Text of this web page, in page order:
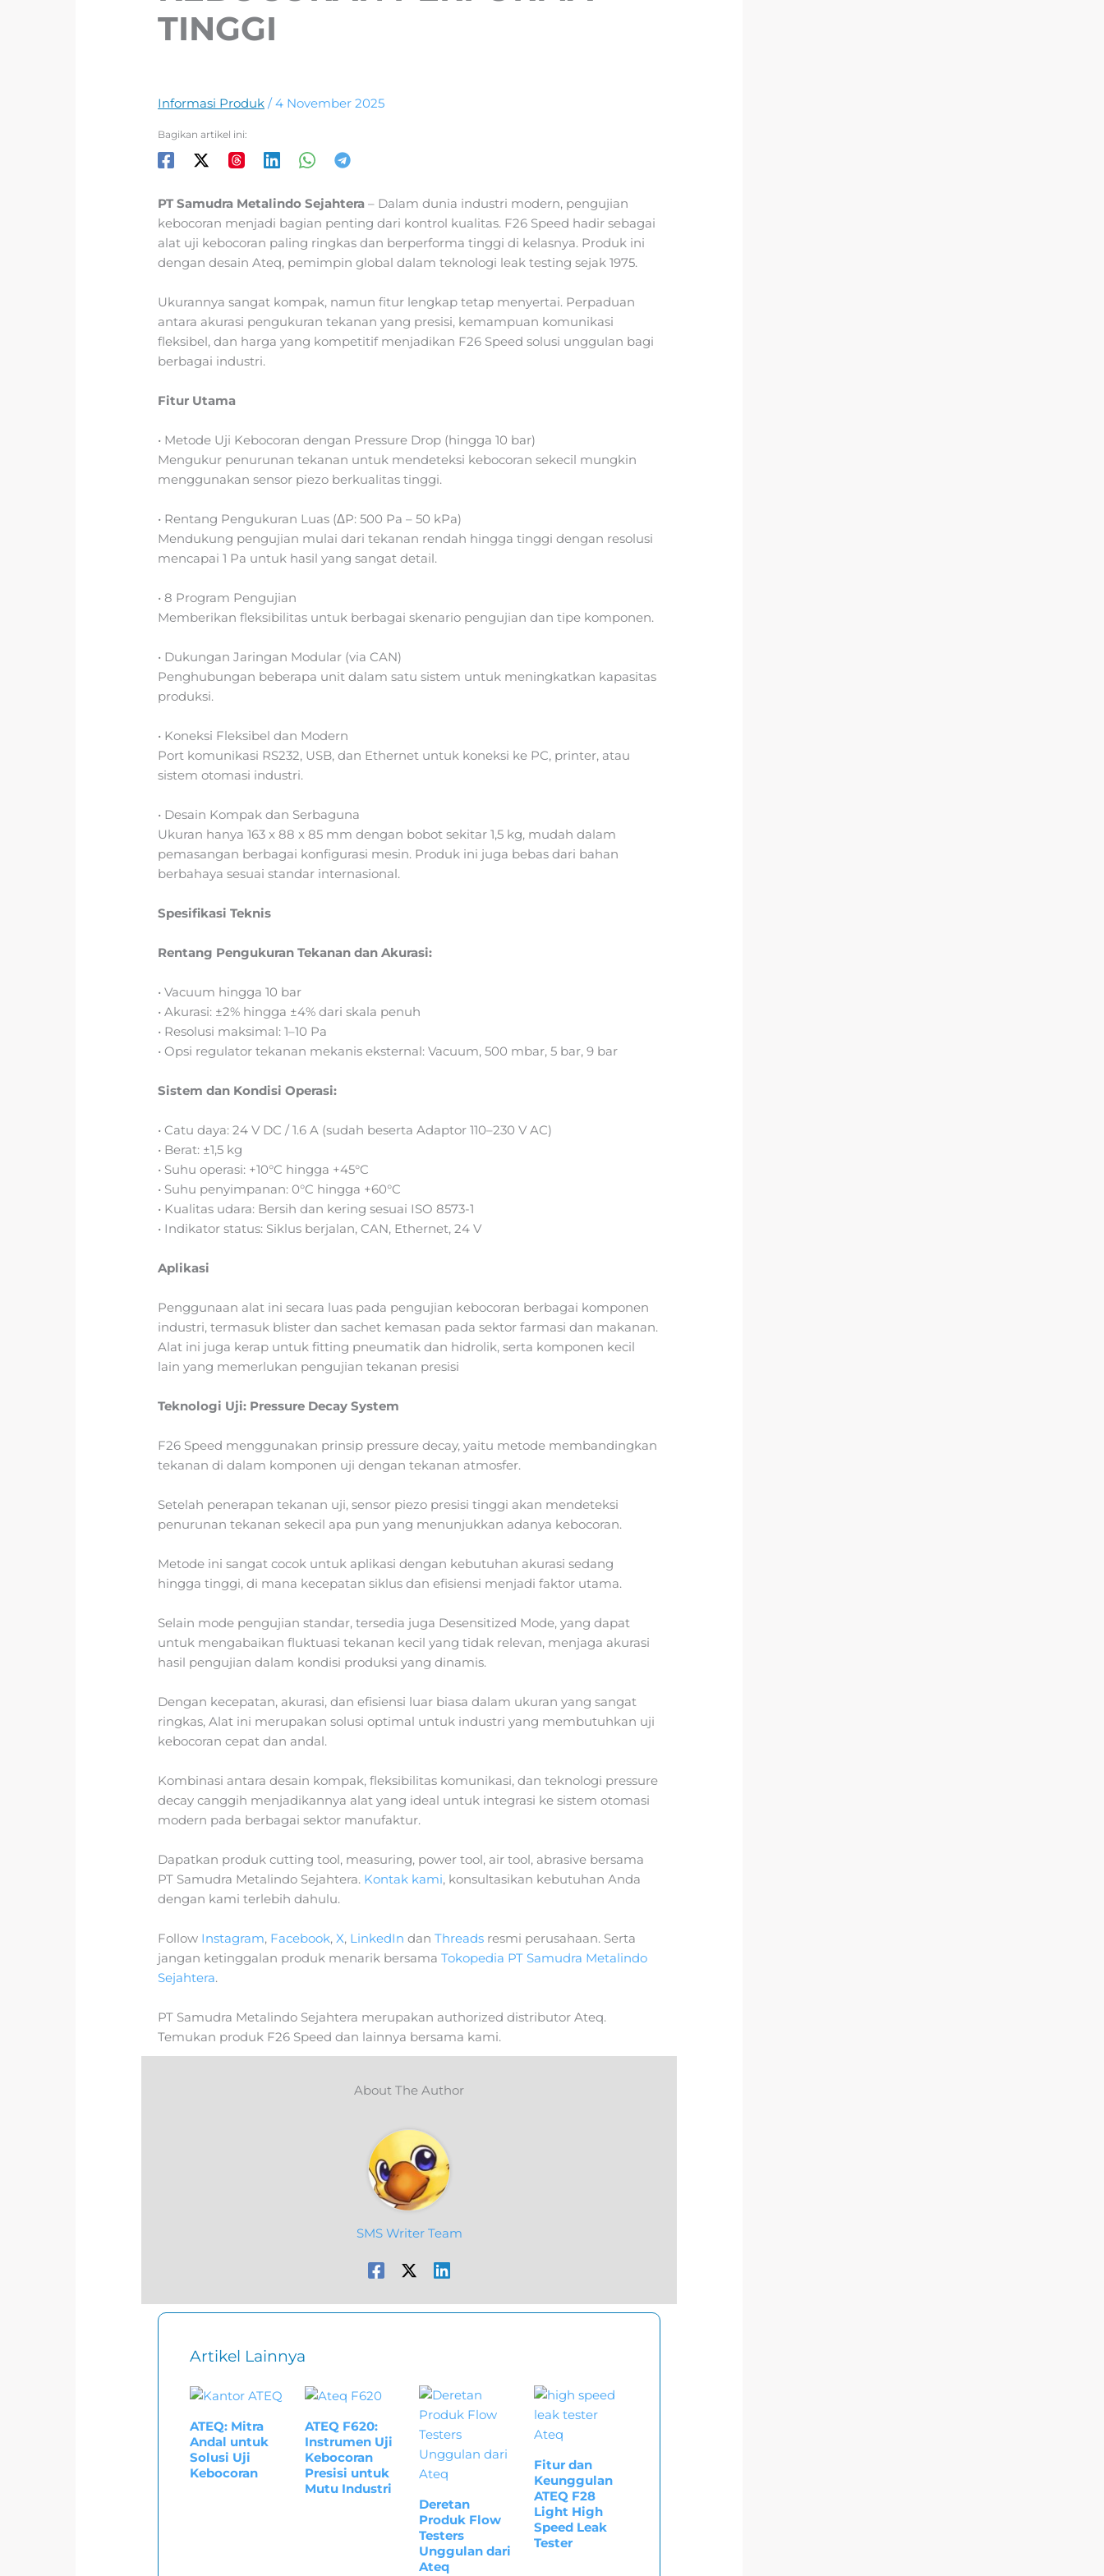
TINGGI
Informasi Produk /4 November 2025
Bagikan artikel ini:
PT Samudra Metalindo Sejahtera– Dalam dunia industri modern, pengujian
kebocoran menjadi bagian penting dari kontrol kualitas. F26 Speed hadir sebagai
alat uji kebocoran paling ringkas dan berperforma tinggi di kelasnya. Produk ini
dengan desain Ateq, pemimpin global dalam teknologi leak testing sejak 1975.
Ukurannya sangat kompak, namun fitur lengkap tetap menyertai. Perpaduan
antara akurasi pengukuran tekanan yang presisi, kemampuan komunikasi
fleksibel, dan harga yang kompetitif menjadikan F26 Speed solusi unggulan bagi
berbagai industri.
Fitur Utama
• Metode Uji Kebocoran dengan Pressure Drop (hingga 10 bar)
Mengukur penurunan tekanan untuk mendeteksi kebocoran sekecil mungkin
menggunakan sensor piezo berkualitas tinggi.
• Rentang Pengukuran Luas (ΔP: 500 Pa – 50 kPa)
Mendukung pengujian mulai dari tekanan rendah hingga tinggi dengan resolusi
mencapai 1 Pa untuk hasil yang sangat detail.
• 8 Program Pengujian
Memberikan fleksibilitas untuk berbagai skenario pengujian dan tipe komponen.
• Dukungan Jaringan Modular (via CAN)
Penghubungan beberapa unit dalam satu sistem untuk meningkatkan kapasitas
produksi.
• Koneksi Fleksibel dan Modern
Port komunikasi RS232, USB, dan Ethernet untuk koneksi ke PC, printer, atau
sistem otomasi industri.
• Desain Kompak dan Serbaguna
Ukuran hanya 163 x 88 x 85 mm dengan bobot sekitar 1,5 kg, mudah dalam
pemasangan berbagai konfigurasi mesin. Produk ini juga bebas dari bahan
berbahaya sesuai standar internasional.
Spesifikasi Teknis
Rentang Pengukuran Tekanan dan Akurasi:
• Vacuum hingga 10 bar
• Akurasi: ±2% hingga ±4% dari skala penuh
• Resolusi maksimal: 1–10 Pa
• Opsi regulator tekanan mekanis eksternal: Vacuum, 500 mbar, 5 bar, 9 bar
Sistem dan Kondisi Operasi:
• Catu daya: 24 V DC / 1.6 A (sudah beserta Adaptor 110–230 V AC)
• Berat: ±1,5 kg
• Suhu operasi: +10°C hingga +45°C
• Suhu penyimpanan: 0°C hingga +60°C
• Kualitas udara: Bersih dan kering sesuai ISO 8573-1
• Indikator status: Siklus berjalan, CAN, Ethernet, 24 V
Aplikasi
Penggunaan alat ini secara luas pada pengujian kebocoran berbagai komponen
industri, termasuk blister dan sachet kemasan pada sektor farmasi dan makanan.
Alat ini juga kerap untuk fitting pneumatik dan hidrolik, serta komponen kecil
lain yang memerlukan pengujian tekanan presisi
Teknologi Uji: Pressure Decay System
F26 Speed menggunakan prinsip pressure decay, yaitu metode membandingkan
tekanan di dalam komponen uji dengan tekanan atmosfer.
Setelah penerapan tekanan uji, sensor piezo presisi tinggi akan mendeteksi
penurunan tekanan sekecil apa pun yang menunjukkan adanya kebocoran.
Metode ini sangat cocok untuk aplikasi dengan kebutuhan akurasi sedang
hingga tinggi, di mana kecepatan siklus dan efisiensi menjadi faktor utama.
Selain mode pengujian standar, tersedia juga Desensitized Mode, yang dapat
untuk mengabaikan fluktuasi tekanan kecil yang tidak relevan, menjaga akurasi
hasil pengujian dalam kondisi produksi yang dinamis.
Dengan kecepatan, akurasi, dan efisiensi luar biasa dalam ukuran yang sangat
ringkas, Alat ini merupakan solusi optimal untuk industri yang membutuhkan uji
kebocoran cepat dan andal.
Kombinasi antara desain kompak, fleksibilitas komunikasi, dan teknologi pressure
decay canggih menjadikannya alat yang ideal untuk integrasi ke sistem otomasi
modern pada berbagai sektor manufaktur.
Dapatkan produk cutting tool, measuring, power tool, air tool, abrasive bersama
PT Samudra Metalindo Sejahtera. Kontak kami, konsultasikan kebutuhan Anda
dengan kami terlebih dahulu.
Follow Instagram, Facebook,X, LinkedIndanThreads resmi perusahaan. Serta
jangan ketinggalan produk menarik bersamaTokopedia PT Samudra Metalindo
Sejahtera.
PT Samudra Metalindo Sejahtera merupakan authorized distributor Ateq.
Temukan produk F26 Speed dan lainnya bersama kami.
About The Author
SMS Writer Team
Artikel Lainnya
ATEQ: Mitra
Andal untuk
Solusi Uji
Kebocoran
ATEQ F620:
Instrumen Uji
Kebocoran
Presisi untuk
Mutu Industri
Deretan
Produk Flow
Testers
Unggulan dari
Ateq
Fitur dan
Keunggulan
ATEQ F28
Light High
Speed Leak
Tester